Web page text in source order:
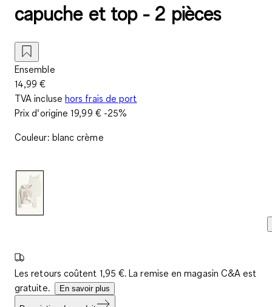
capuche et top - 2 pièces
Ensemble
14,99 €
TVA incluse hors frais de port
Prix d‘origine19,99 €-25%
Couleur: blanc crème
Les retours coûtent 1,95 €. La remise en magasin C&A est
gratuite.
En savoir plus